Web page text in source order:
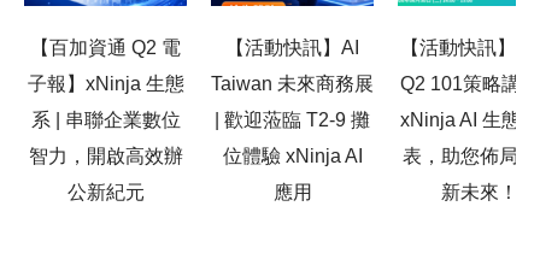
【百加資通 Q2 電
子報】xNinja 生態
系 | 串聯企業數位
智力，開啟高效辦
公新紀元
【活動快訊】AI
Taiwan 未來商務展
| 歡迎蒞臨 T2-9 攤
位體驗 xNinja AI
應用
【活動快訊】
Q2 101策略講
xNinja AI 生態
表，助您佈局
新未來！